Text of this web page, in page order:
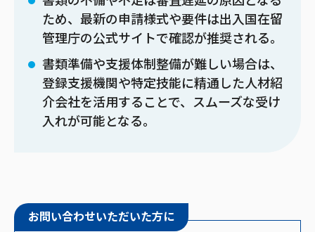
ため、最新の申請様式や要件は出入国在留
管理庁の公式サイトで確認が推奨される。
書類準備や支援体制整備が難しい場合は、
登録支援機関や特定技能に精通した人材紹
介会社を活用することで、スムーズな受け
入れが可能となる。
お問い合わせいただいた方に